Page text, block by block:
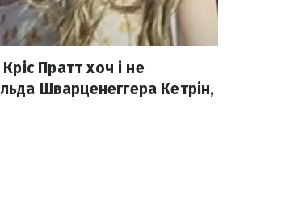
Пратт хоч і не
Шварценеггера Кетрін,